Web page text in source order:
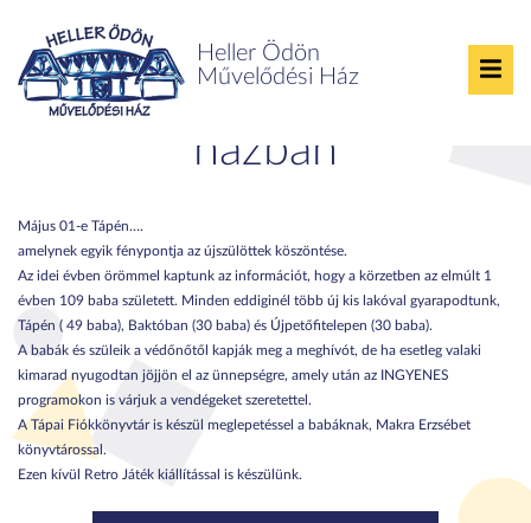
Heller Ödön
Művelődési Ház
Május 1-e a művelődési
házban
Május 01-e Tápén….
amelynek egyik fénypontja az újszülöttek köszöntése.
Az idei évben örömmel kaptunk az információt, hogy a körzetben az elmúlt 1
évben 109 baba született. Minden eddiginél több új kis lakóval gyarapodtunk,
Tápén ( 49 baba), Baktóban (30 baba) és Újpetőfitelepen (30 baba).
A babák és szüleik a védőnőtől kapják meg a meghívót, de ha esetleg valaki
kimarad nyugodtan jöjjön el az ünnepségre, amely után az INGYENES
programokon is várjuk a vendégeket szeretettel.
A Tápai Fiókkönyvtár is készül meglepetéssel a babáknak, Makra Erzsébet
könyvtárossal.
Ezen kívül Retro Játék kiállítással is készülünk.